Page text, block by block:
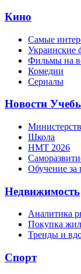
Кино
Самые
Украинские
Фильмы на
Комедии
Сериалы
Новости
Школа
НМТ 2026
Обучение за
Недвижимость
Аналитика
Покупка
Тренды и
Спорт